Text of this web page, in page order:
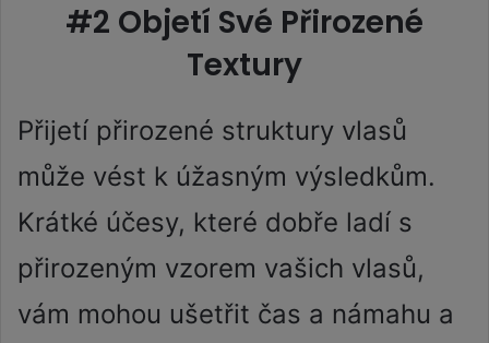
#2 Objetí Své Přirozené
Textury
Přijetí přirozené struktury vlasů
může vést k úžasným výsledkům.
Krátké účesy, které dobře ladí s
přirozeným vzorem vašich vlasů,
vám mohou ušetřit čas a námahu a